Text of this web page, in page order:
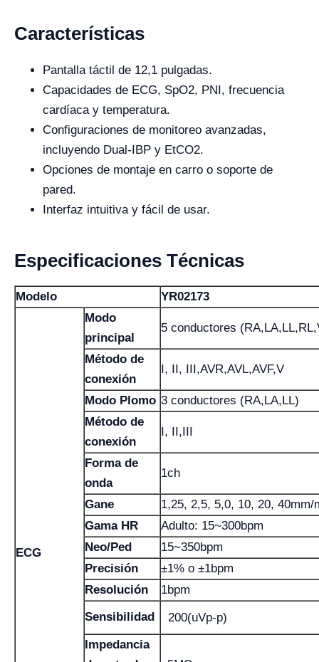
Características
Pantalla táctil de 12,1 pulgadas.
Capacidades de ECG, SpO2, PNI, frecuencia
cardíaca y temperatura.
Configuraciones de monitoreo avanzadas,
incluyendo Dual-IBP y EtCO2.
Opciones de montaje en carro o soporte de
pared.
Interfaz intuitiva y fácil de usar.
Especificaciones Técnicas
Modelo YR02173
ECG
Modo
principal
5 conductores
Método de
conexión
I, II, III,AVR,AVL,AVF,V
Modo Plomo 3 conductores (RA,LA,LL)
Método de
conexión
I, II,III
Forma de
onda
1ch
Gane
1,25, 2,5, 5,0, 10, 20, 40mm/
Gama HR
Adulto: 15~300bpm
Neo/Ped
15~350bpm
Precisión
±1% o ±1bpm
Resolución
1bpm
Sensibilidad
200(uVp-p)
Impedancia